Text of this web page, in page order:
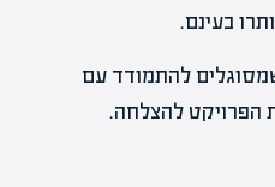
בעינם.
להתמודד עם
הפרויקט להצלחה.